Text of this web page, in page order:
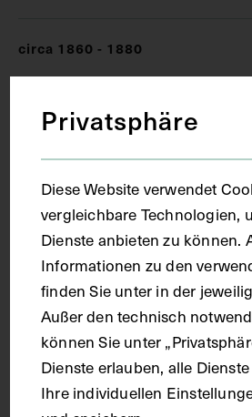
circa 1860 - 1880
Paris
Material
Karton
Technik
Druck
Privatsphäre
Diese Website verwendet
vergleichbare Technologien,
Dienste anbieten zu können.
Informationen zu den
finden Sie unter in der
Außer den technisch
können Sie unter
Dienste erlauben, alle
Ihre individuellen